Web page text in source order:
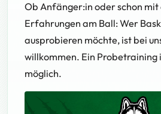
Ob Anfänger:in oder schon mit
Erfahrungen am Ball: Wer
ausprobieren möchte, ist bei
willkommen. Ein Probetraining
möglich.